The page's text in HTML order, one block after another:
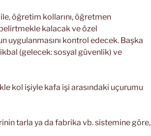
öğretim kollarını, öğretmen
kalacak ve özel
uygulanmasını kontrol edecek. Başka
(gelecek: sosyal güvenlik) ve
kol işiyle kafa işi arasındaki uçurumu
tarla ya da fabrika vb. sistemine göre,